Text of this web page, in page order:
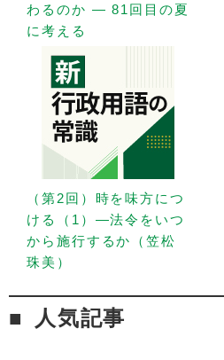
わるのか — 81回目の夏
に考える
（第2回）時を味方につ
ける（1）—法令をいつ
から施行するか（笠松
珠美）
人気記事